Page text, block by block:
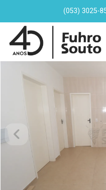
(053) 3025-